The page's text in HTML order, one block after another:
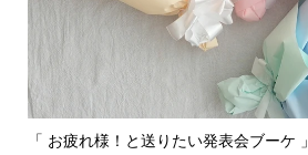
「 お疲れ様！と送りたい発表会ブーケ 」